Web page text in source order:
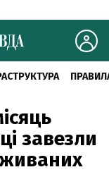
завезли